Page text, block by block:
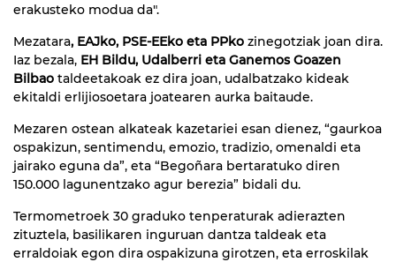
erakusteko modua da".
Mezatara, EAJko, PSE-EEko eta PPko zinegotziak joan dira.
Iaz bezala, EH Bildu, Udalberri eta Ganemos Goazen
Bilbao taldeetakoak ez dira joan, udalbatzako kideak
ekitaldi erlijiosoetara joatearen aurka baitaude.
Mezaren ostean alkateak kazetariei esan dienez, “gaurkoa
ospakizun, sentimendu, emozio, tradizio, omenaldi eta
jairako eguna da”, eta “Begoñara bertaratuko diren
150.000 lagunentzako agur berezia” bidali du.
Termometroek 30 graduko tenperaturak adierazten
zituztela, basilikaren inguruan dantza taldeak eta
erraldoiak egon dira ospakizuna girotzen, eta erroskilak